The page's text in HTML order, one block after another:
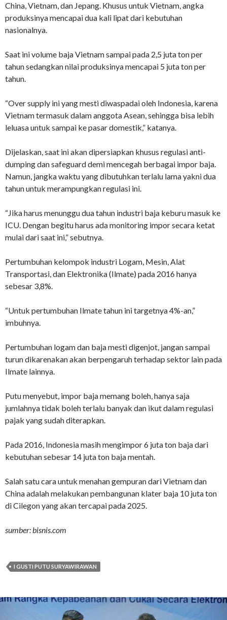
China, Vietnam, dan Jepang. Khusus untuk Vietnam, angka
produksinya mencapai dua kali lipat dari kebutuhan
nasionalnya.
Saat ini volume baja Vietnam sampai pada 2,5 juta ton per
tahun sedangkan nilai produksinya mencapai 5 juta ton per
tahun.
“Over supply ini yang mesti diwaspadai oleh Indonesia, karena
Vietnam termasuk dalam anggota Asean, sehingga bisa lebih
leluasa untuk sampai ke pasar domestik,” katanya.
Dijelaskan, saat ini akan dipersiapkan khusus regulasi anti-
dumping dan safeguard demi mencegah berbagai impor baja.
Namun, jangka waktu yang dibutuhkan terlalu lama yakni dua
tahun untuk merampungkan regulasi ini.
“Jika harus menunggu dua tahun industri baja keburu masuk ke
ICU. Dengan begitu harus ada monitoring impor secara ketat
mulai dari saat ini,” sebutnya.
Pertumbuhan kelompok industri Logam, Mesin, Alat
Transportasi, dan Elektronika (Ilmate) pada 2016 hanya
sebesar 3,8%.
“Untuk pertumbuhan Ilmate tahun ini targetnya 4%-an,”
imbuhnya.
Pertumbuhan logam dan baja mesti digenjot, jangan sampai
turun dikarenakan akan berpengaruh terhadap sektor lain pada
Ilmate lainnya.
Putu menyebut, impor baja memang boleh, hanya saja
jumlahnya tidak boleh terlalu banyak dan ikut dalam regulasi
pajak yang sudah diterapkan.
Pada 2016, Indonesia masih mengimpor 6 juta ton baja dari
kebutuhan sebesar 14 juta ton baja mentah.
Salah satu cara untuk menahan gempuran dari Vietnam dan
China adalah melakukan pembangunan klater baja 10 juta ton
di Cilegon yang akan tercapai pada 2025.
sumber: bisnis.com
I GUSTI PUTU SURYAWIRAWAN